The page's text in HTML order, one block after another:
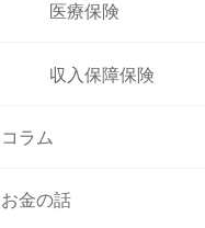
医療保険
収入保障保険
コラム
お金の話